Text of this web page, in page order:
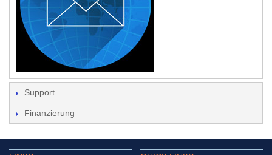
Support
Finanzierung